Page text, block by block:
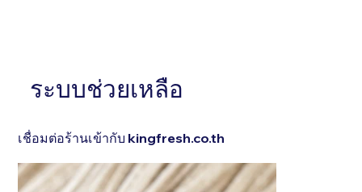
อธิบายสั้นๆ . . . . . . . . . . . . . . . . . . . . . . . . . . . . . . .
. . . . . . . . . . . . . . . . . . . . . . . . . . . . . . . . . . .
ระบบช่วยเหลือ
เชื่อมต่อร้านเข้ากับ kingfresh.co.th